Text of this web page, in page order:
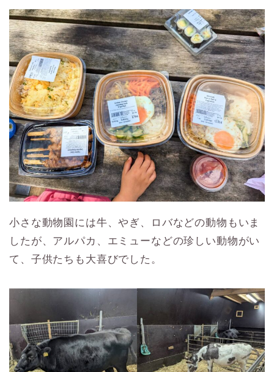
小さな動物園には牛、やぎ、ロバなどの動物もいま
したが、アルパカ、エミューなどの珍しい動物がい
て、子供たちも大喜びでした。